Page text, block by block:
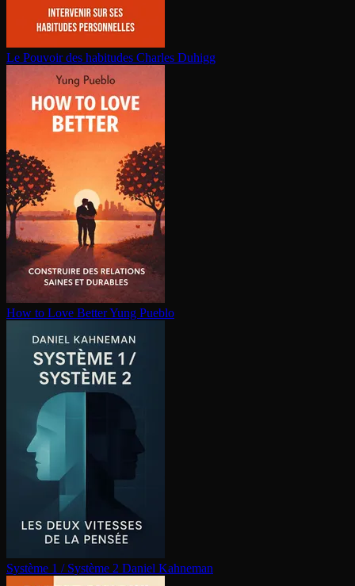
Le Pouvoir des habitudes Charles Duhigg
How to Love BetterYung Pueblo
Système 1 / Système 2 Daniel Kahneman